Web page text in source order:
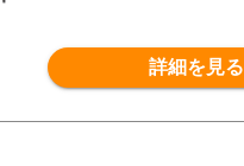
詳細を見る